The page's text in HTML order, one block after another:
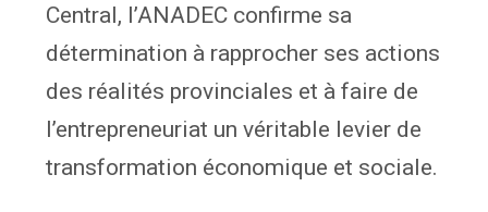
Central, l’ANADEC confirme sa
détermination à rapprocher ses actions
des réalités provinciales et à faire de
l’entrepreneuriat un véritable levier de
transformation économique et sociale.